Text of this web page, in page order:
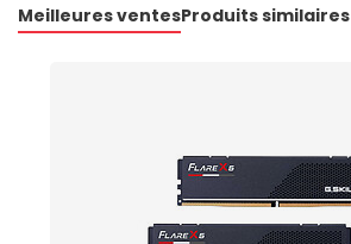
Meilleures ventesProduits similaires